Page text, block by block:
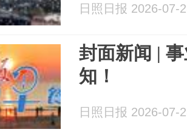
日照日报 2026-07-
封面新闻 |
知！
日照日报 2026-07-